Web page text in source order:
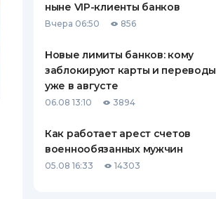
ныне VIP-клиенты банков
Вчера 06:50 856
Новые лимиты банков: кому
заблокируют карты и переводы
уже в августе
06.08 13:10 3894
Как работает арест счетов
военнообязанных мужчин
05.08 16:33 14303